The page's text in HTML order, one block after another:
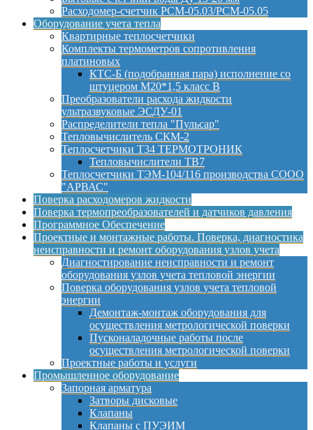
Расходомер-счетчик РСМ-05.03/РСМ-05.05
Оборудование учета тепла
Квартирные теплосчетчики
Комплекты термометров сопротивления
платиновых
КТС-Б (подобранная пара) исполнение со
штуцером М20*1,5 класс B
Преобразователи расхода жидкости
ультразвуковые ЭСДУ-01
Распределители тепла "Пульсар"
Тепловычислитель СКМ-2
Теплосчетчики Т34 ТЕРМОТРОНИК
Тепловычислители ТВ7
Теплосчетчики ТЭМ-104/116 производства СООО
"АРВАС"
Поверка расходомеров жидкости
Поверка термопреобразователей и датчиков давления
Программное Обеспечение
Проектные и монтажные работы. Поверка, диагностика
неисправности и ремонт оборудования узлов учета
Диагностирование неисправности и ремонт
оборудования узлов учета тепловой энергии
Поверка оборудования узлов учета тепловой
энергии
Демонтаж-монтаж оборудования для
осуществления метрологической поверки
Пусконаладочные работы после
осуществления метрологической поверки
Проектные работы и услуги
Промышленное оборудование
Запорная арматура
Затворы дисковые
Клапаны
Клапаны с ПУЭИМ